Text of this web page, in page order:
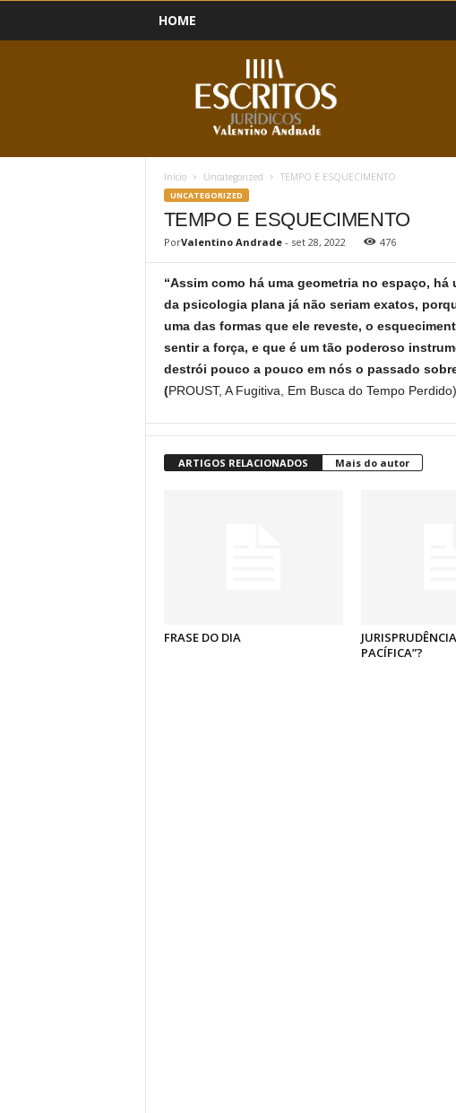
HOME
Início Uncategorized TEMPO E ESQUECIMENTO
UNCATEGORIZED
TEMPO E ESQUECIMENTO
PorValentino Andrade- set 28, 2022 476
“Assim como há uma geometria no espaço,
da psicologia plana já não seriam exatos,
uma das formas que ele reveste, o
sentir a força, e que é um tão poderoso
destrói pouco a pouco em nós o passado
(PROUST, A Fugitiva, Em Busca do Tempo Perdido).
ARTIGOS RELACIONADOS Mais do autor
FRASE DO DIA
PACÍFICA”?